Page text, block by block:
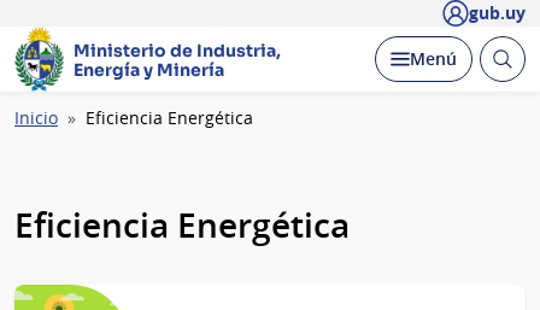
gub.uy
Ministerio de Industria,
Energía y Minería
Desplegar
Menú Abrir
Ruta
Inicio Eficiencia Energética
Eficiencia Energética